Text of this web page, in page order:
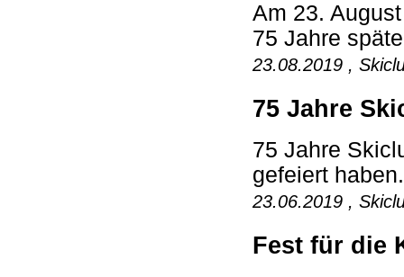
Am 23.
75 Jahre
23.08.2019 ,
75 Jahre
75 Jahre
gefeiert
23.06.2019 ,
Fest für die